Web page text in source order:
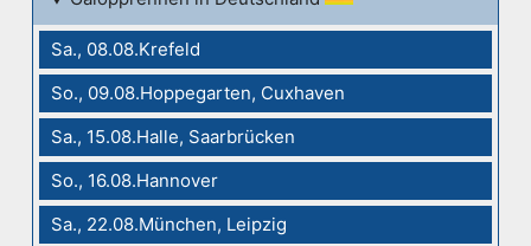
Sa., 08.08.Krefeld
So., 09.08.Hoppegarten, Cuxhaven
Sa., 15.08.Halle, Saarbrücken
So., 16.08.Hannover
Sa., 22.08.München, Leipzig